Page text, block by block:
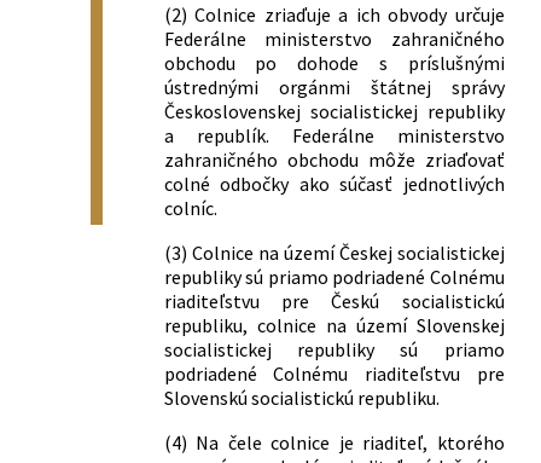
Vyhláška Federálneho ministerstva
zahraničného obchodu, ktorou sa
vykonáva colný zákon č. 44/1974 Zb.
Vyhláška Federálneho ministerstva
zahraničného obchodu ktorou sa mení
vyhláška Federálneho ministerstva
zahraničného obchodu č. 3/1982 Zb. o
oslobodení obchodného tovaru
dovážaného a pochádzajúceho z
rozvojových krajín od dovozného cla v
znení vyhlášky Federálneho
ministerstva zahraničného obchodu č.
40/1984 Zb.
Vyhláška Federálneho ministerstva
zahraničného obchodu o colných
neobchodného tovaru
(2) Colnice zriaďuje a ich obvody určuje
Federálne ministerstvo zahraničného
obchodu po dohode s príslušnými
ústrednými orgánmi štátnej správy
Československej socialistickej republiky
a republík. Federálne ministerstvo
zahraničného obchodu môže zriaďovať
colné odbočky ako súčasť jednotlivých
colníc.
(3) Colnice na území Českej socialistickej
republiky sú priamo podriadené Colnému
riaditeľstvu pre Českú socialistickú
republiku, colnice na území Slovenskej
socialistickej republiky sú priamo
podriadené Colnému riaditeľstvu pre
Slovenskú socialistickú republiku.
(4) Na čele colnice je riaditeľ, ktorého